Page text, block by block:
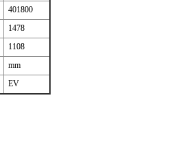
401800
1478
1108
mm
EV